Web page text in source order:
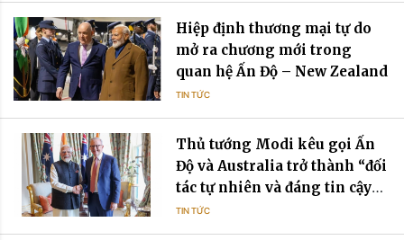
Hiệp định thương mại tự do
mở ra chương mới trong
quan hệ Ấn Độ – New Zealand
TIN TỨC
Thủ tướng Modi kêu gọi Ấn
Độ và Australia trở thành “đối
tác tự nhiên và đáng tin cậy”
trong bối cảnh bất ổn toàn cầu
TIN TỨC